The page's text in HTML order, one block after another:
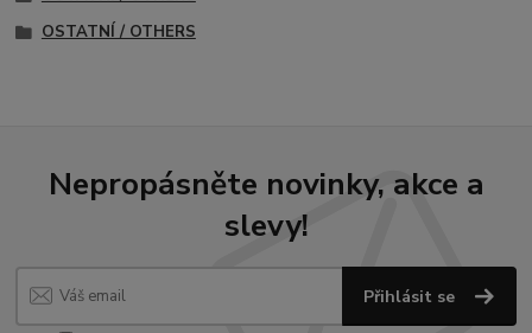
OSTATNÍ / OTHERS
Nepropásněte novinky, akce a
slevy!
Přihlásit se